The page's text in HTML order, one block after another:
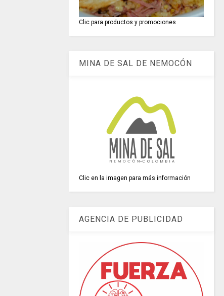
Clic para productos y promociones
MINA DE SAL DE NEMOCÓN
Clic en la imagen para más información
AGENCIA DE PUBLICIDAD